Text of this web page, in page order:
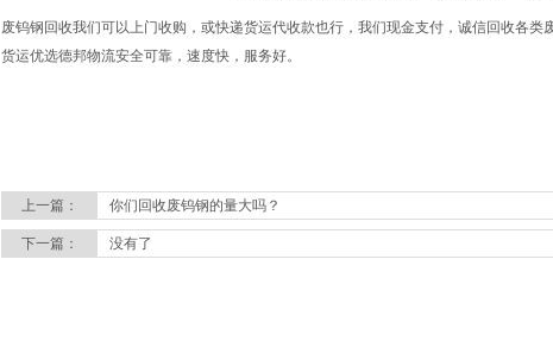
废钨钢回收我们可以上门收购，或快递货运代收款也行，我们现金支付，诚信回收各类
货运优选德邦物流安全可靠，速度快，服务好。
上一篇： 你们回收废钨钢的量大吗？
下一篇： 没有了